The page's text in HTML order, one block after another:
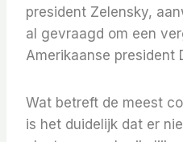
president Zelensky,
al gevraagd om een
Amerikaanse president
Wat betreft de meest
is het duidelijk dat er